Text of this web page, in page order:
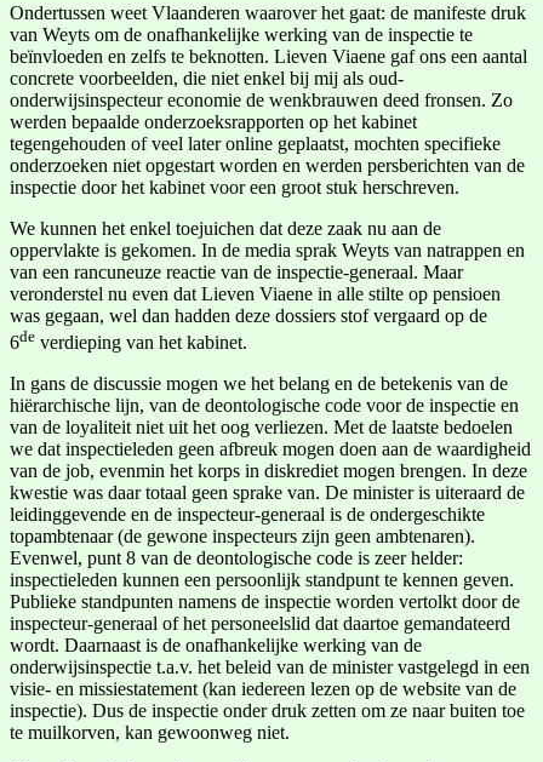
Ondertussen weet Vlaanderen waarover het gaat: de manifeste druk
van Weyts om de onafhankelijke werking van de inspectie te
beïnvloeden en zelfs te beknotten. Lieven Viaene gaf ons een aantal
concrete voorbeelden, die niet enkel bij mij als oud-
onderwijsinspecteur economie de wenkbrauwen deed fronsen. Zo
werden bepaalde onderzoeksrapporten op het kabinet
tegengehouden of veel later online geplaatst, mochten specifieke
onderzoeken niet opgestart worden en werden persberichten van de
inspectie door het kabinet voor een groot stuk herschreven.
We kunnen het enkel toejuichen dat deze zaak nu aan de
oppervlakte is gekomen. In de media sprak Weyts van natrappen en
van een rancuneuze reactie van de inspectie-generaal. Maar
veronderstel nu even dat Lieven Viaene in alle stilte op pensioen
was gegaan, wel dan hadden deze dossiers stof vergaard op de
6de verdieping van het kabinet.
In gans de discussie mogen we het belang en de betekenis van de
hiërarchische lijn, van de deontologische code voor de inspectie en
van de loyaliteit niet uit het oog verliezen. Met de laatste bedoelen
we dat inspectieleden geen afbreuk mogen doen aan de waardigheid
van de job, evenmin het korps in diskrediet mogen brengen. In deze
kwestie was daar totaal geen sprake van. De minister is uiteraard de
leidinggevende en de inspecteur-generaal is de ondergeschikte
topambtenaar (de gewone inspecteurs zijn geen ambtenaren).
Evenwel, punt 8 van de deontologische code is zeer helder:
inspectieleden kunnen een persoonlijk standpunt te kennen geven.
Publieke standpunten namens de inspectie worden vertolkt door de
inspecteur-generaal of het personeelslid dat daartoe gemandateerd
wordt. Daarnaast is de onafhankelijke werking van de
onderwijsinspectie t.a.v. het beleid van de minister vastgelegd in een
visie- en missiestatement (kan iedereen lezen op de website van de
inspectie). Dus de inspectie onder druk zetten om ze naar buiten toe
te muilkorven, kan gewoonweg niet.